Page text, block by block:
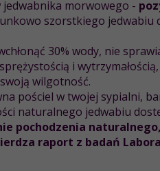
morwowego -
szorstkiego
30% wody, nie
i
wilgotność.
pościel w twojej sypialni,
naturalnego jedwabiu
pochodzenia
raport z badań